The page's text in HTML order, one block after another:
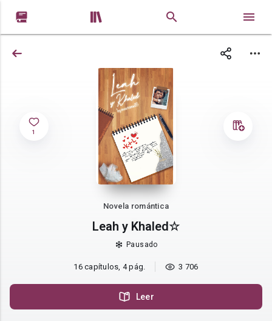
 
1
Novela romántica
Leah y Khaled☆
Pausado
16 capítulos, 4 pág. 3 706
Leer